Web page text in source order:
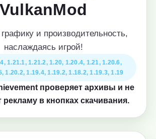
VulkanMod
и производительность,
наслаждаясь игрой!
1.21.1, 1.21.2, 1.20, 1.20.4, 1.21, 1.20.6,
1.20.2, 1.19.4, 1.19.2, 1.18.2, 1.19.3, 1.19
проверяет архивы и не
рекламу в кнопках скачивания.